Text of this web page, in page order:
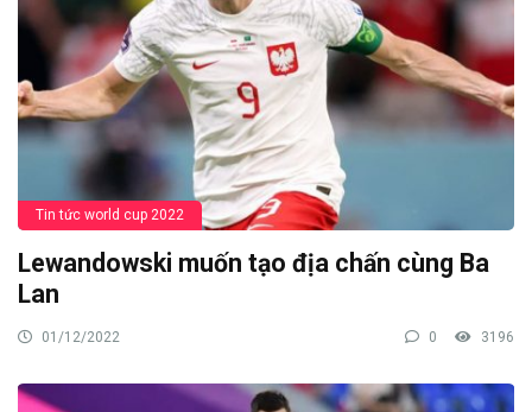
Tin tức world cup 2022
Lewandowski muốn tạo địa chấn cùng Ba
Lan
01/12/2022 0 3196